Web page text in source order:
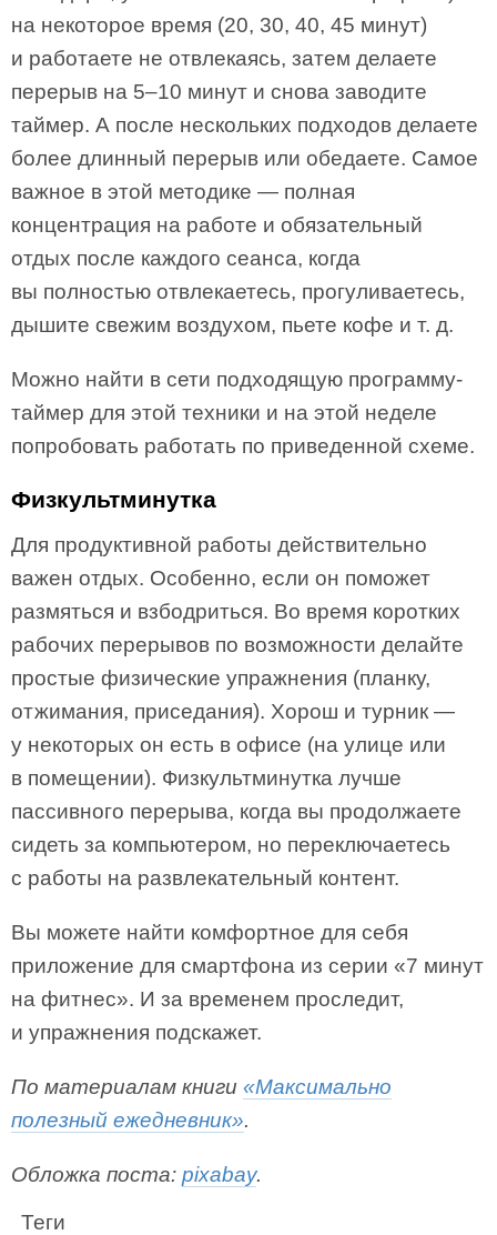
на некоторое время (20, 30, 40, 45 минут)
и работаете не отвлекаясь, затем делаете
перерыв на 5–10 минут и снова заводите
таймер. А после нескольких подходов делаете
более длинный перерыв или обедаете. Самое
важное в этой методике — полная
концентрация на работе и обязательный
отдых после каждого сеанса, когда
вы полностью отвлекаетесь, прогуливаетесь,
дышите свежим воздухом, пьете кофе и т. д.
Можно найти в сети подходящую программу-
таймер для этой техники и на этой неделе
попробовать работать по приведенной схеме.
Физкультминутка
Для продуктивной работы действительно
важен отдых. Особенно, если он поможет
размяться и взбодриться. Во время коротких
рабочих перерывов по возможности делайте
простые физические упражнения (планку,
отжимания, приседания). Хорош и турник —
у некоторых он есть в офисе (на улице или
в помещении). Физкультминутка лучше
пассивного перерыва, когда вы продолжаете
сидеть за компьютером, но переключаетесь
с работы на развлекательный контент.
Вы можете найти комфортное для себя
приложение для смартфона из серии «7 минут
на фитнес». И за временем проследит,
и упражнения подскажет.
По материалам книги «Максимально
полезный ежедневник».
Обложка поста: pixabay.
Теги